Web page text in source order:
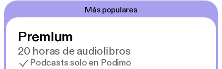
Más populares
Premium
20 horas de audiolibros
Podcasts solo en Podimo